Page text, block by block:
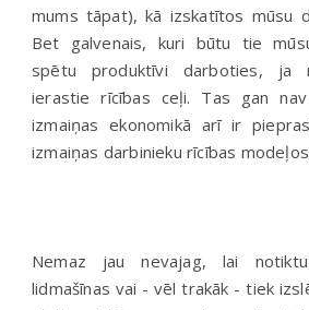
mums tāpat), kā izskatītos mūsu
Bet galvenais, kuri būtu tie
spētu produktīvi darboties, ja
ierastie rīcības ceļi. Tas gan
izmaiņas ekonomikā arī ir
izmaiņas darbinieku rīcības
Nemaz jau nevajag, lai
lidmašīnas vai - vēl trakāk - tiek